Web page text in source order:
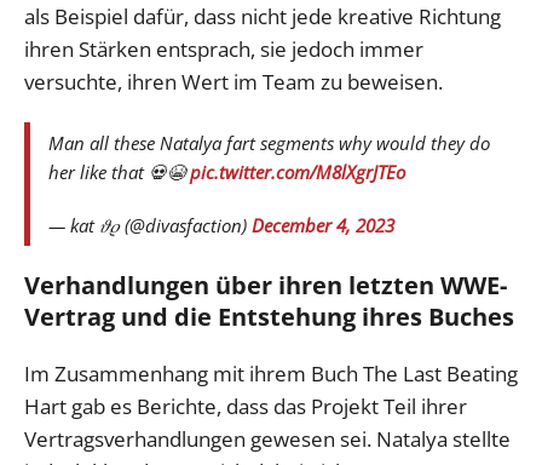
als Beispiel dafür, dass nicht jede kreative Richtung
ihren Stärken entsprach, sie jedoch immer
versuchte, ihren Wert im Team zu beweisen.
Man all these Natalya fart segments why would they do
her like that 💀😭pic.twitter.com/M8lXgrJTEo
— kat 𝜗𝜚 (@divasfaction) December 4, 2023
Verhandlungen über ihren letzten WWE-
Vertrag und die Entstehung ihres Buches
Im Zusammenhang mit ihrem Buch The Last Beating
Hart gab es Berichte, dass das Projekt Teil ihrer
Vertragsverhandlungen gewesen sei. Natalya stellte